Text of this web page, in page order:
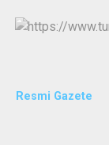
Resmi Gazete